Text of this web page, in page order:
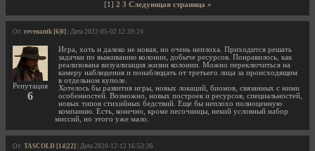
[1] 2 3 Следующая страница »
От: revenantk [6|0] | Дата 2022-05-02 12:39:24
Репутация
6
Игра, хоть и далеко не новая, но очень неплоха. Приходится решать
задачки по выживанию колонии, добыче ресурсов. Понравилось, как
реализована визуализация жизни колонии. Можно переключиться на
камеру наблюдения и понаблюдать от третьего лица за происходящим
в отдельном куполе.
Хотелось бы развития игры, новых локаций, биомов, связанных с ними
особенностей. Возможно, новых построек и ресурсов, специальностей,
новых типов стихийных бедствий. Еще бы неплохо полноценную
компанию. Есть, конечно, кроме песочницы, некий условный набор
миссий, но этого уже мало.
От: TASCOLD [14|22] | Дата 2020-12-12 16:53:36